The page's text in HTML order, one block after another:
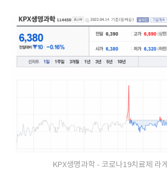
KPX생명과학 - 코로나19치료제 라